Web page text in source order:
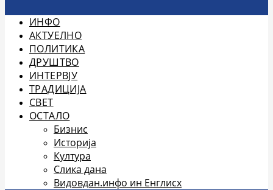
ИНФО
АКТУЕЛНО
ПОЛИТИКА
ДРУШТВО
ИНТЕРВЈУ
ТРАДИЦИЈА
СВЕТ
ОСТАЛО
Бизнис
Историја
Култура
Слика дана
Видовдан.инфо ин Енглисх